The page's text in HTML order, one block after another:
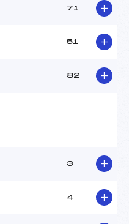
71
51
82
3
4